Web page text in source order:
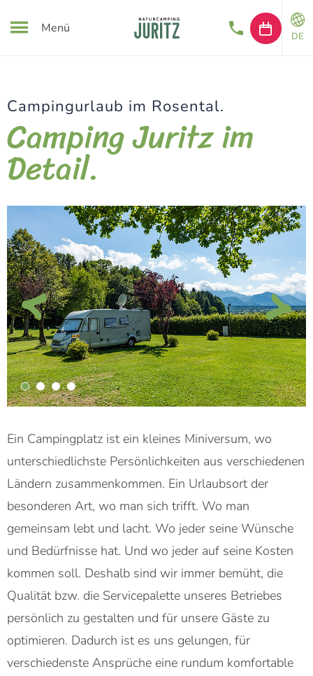
Menü
DE
Campingurlaub im Rosental.
Camping Juritz im
Detail.
Ein Campingplatz ist ein kleines Miniversum, wo
unterschiedlichste Persönlichkeiten aus verschiedenen
Ländern zusammenkommen. Ein Urlaubsort der
besonderen Art, wo man sich trifft. Wo man
gemeinsam lebt und lacht. Wo jeder seine Wünsche
und Bedürfnisse hat. Und wo jeder auf seine Kosten
kommen soll. Deshalb sind wir immer bemüht, die
Qualität bzw. die Servicepalette unseres Betriebes
persönlich zu gestalten und für unsere Gäste zu
optimieren. Dadurch ist es uns gelungen, für
verschiedenste Ansprüche eine rundum komfortable